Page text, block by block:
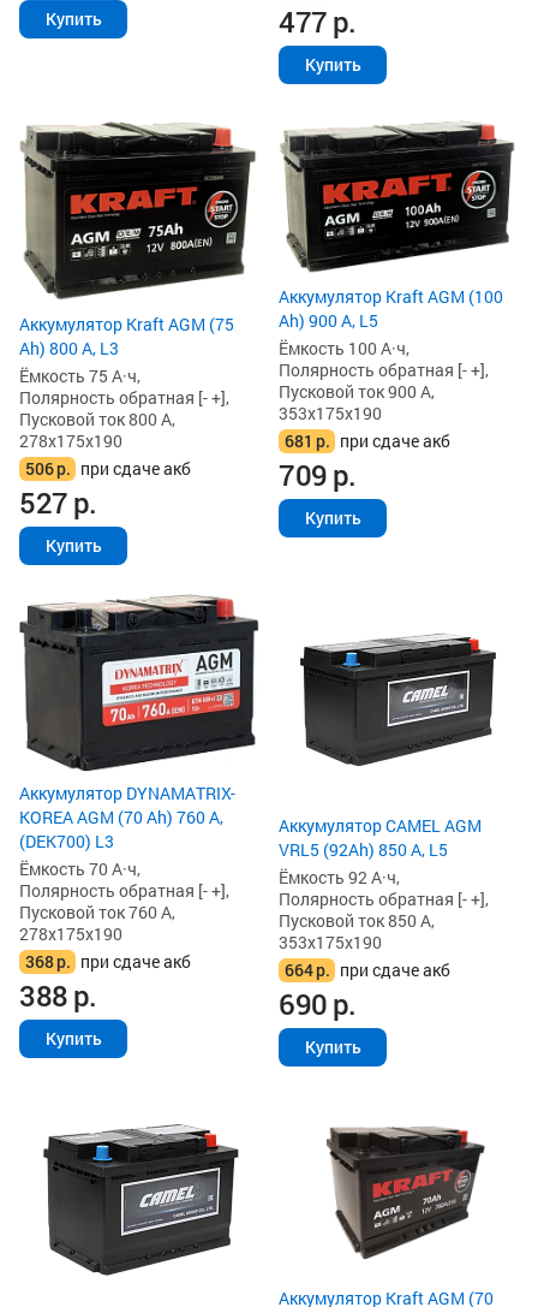
Купить 477р.
Купить
Аккумулятор Kraft AGM (75
Ah) 800 А, L3
Ёмкость 75 А·ч,
Полярность обратная [- +],
Пусковой ток 800 А,
278x175x190
506р. при сдаче акб
527р.
Купить
Аккумулятор Kraft AGM (100
Ah) 900 А, L5
Ёмкость 100 А·ч,
Полярность обратная [- +],
Пусковой ток 900 А,
353x175x190
681 р. при сдаче акб
709р.
Купить
Аккумулятор DYNAMATRIX-
KOREA AGM (70 Ah) 760 А,
(DEK700) L3
Ёмкость 70 А·ч,
Полярность обратная [- +],
Пусковой ток 760 А,
278x175x190
368р. при сдаче акб
388р.
Купить
Аккумулятор CAMEL AGM
VRL5 (92Ah) 850 А, L5
Ёмкость 92 А·ч,
Полярность обратная [- +],
Пусковой ток 850 А,
353x175x190
664р. при сдаче акб
690р.
Купить
Аккумулятор Kraft AGM (70